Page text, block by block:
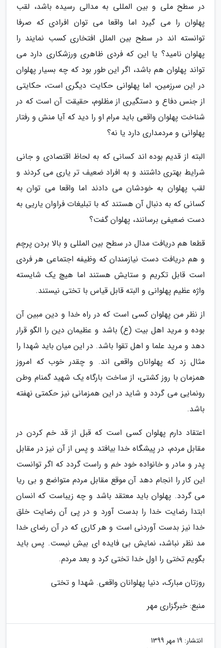
در سطح ملی و بین المللی به مدالی رسیده باشد، لقب
پهلوان را می گیرد اما واقعا می توان افرادی که صرفا
توانسته اند در سطح بین الملل افتخاری کسب نمایند را
پهلوان نامید؟ یا این که فردی ظاهری ورزشکاری دارد می
تواند پهلوان هم باشد، اگر این طور بود که چه بسیار پهلوان
در این سرزمین، اما پهلوانی حکایت دیگری است، حکایتی
از جنس دفاع و دستگیری از مظلوم، حقیقت آن است که در
شناخت پهلوان واقعی باید مرام او را دید که آیا منش و رفتار
پهلوانی و مردمداری دارد یا نه؟
البته از قدیم بوده اند کسانی که به لحاظ اقتصادی و جانی
شرایط بهتری داشتند و به افراد ضعیف تر یاری می کردند و
لقب پهلوان به خودشان می دادند اما واقعا می توان به
کسانی که به دنبال آن هستند که با تبلیغات فراوان یاریی به
دست ضعیفی برسانند، پهلوان گفت؟
قطعا هم دریافت مدال در سطح بین المللی و بالا بردن پرچم
و هم دریافت دست نیازمندان که وظیفه اجتماعی هر فردی
است قابل تکریم و ستایش هستند اما هیچ یک شایسته
واژه عظیم پهلوانی و البته قابل قیاس با تختی نیستند.
از نظر من پهلوان کسی است که در راه خدا و دین مبین آن
بوده و مرید اهل بیت (ع) باشد و عظیمان دین را الگو قرار
دهد و مرید علما و اهل تقوا باشد. در این میان باید شهدا را
مثال زد که پهلوانان واقعی اند. و چقدر خوب که امروز
همزمان با روز کشتی، از ساخت بارگاه یک شهید گمنام وطن
رونمایی می گردد و شاید در این همزمانی نیز حکمتی نهفته
باشد.
اعتقاد دارم پهلوان کسی است که قبل از قد خم کردن در
مقابل مردم، در پیشگاه خدا بیافتد و پس از آن نیز در مقابل
پدر و مادر و خانواده خود خم و راست گردد که اگر توانست
این کار را انجام دهد آن موقع مقابل مردم متواضع و بی ریا
می گردد. پهلوان باید معتقد باشد و چه زیباست که انسان
ابتدا رضایت خدا را بدست آورد و در پی آن رضایت خلق
خدا نیز بدست آوردنی است و هر کاری که در آن رضای خدا
مد نظر نباشد، نمایش بی فایده ای بیش نیست. پس باید
بگویم تختی را اول خدا تختی کرد و بعد مردم.
روزتان مبارک، دنیا پهلوانان واقعی. شهدا و تختی
منبع: خبرگزاری مهر
انتشار: 19 مهر 1399